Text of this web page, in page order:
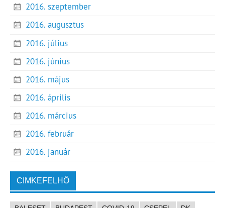
2016. szeptember
2016. augusztus
2016. július
2016. június
2016. május
2016. április
2016. március
2016. február
2016. január
CIMKEFELHŐ